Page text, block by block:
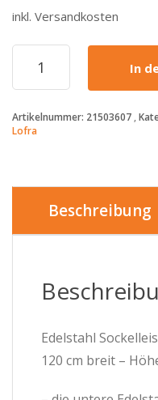
inkl. Versandkosten
LOFRA
179€
Sockelleiste
120
10
Menge
In
Artikelnummer: 21503607
Lofra
Beschreibung
Edelstahl
120 cm breit –